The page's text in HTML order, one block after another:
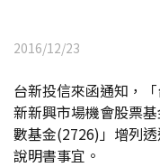
2016/12/23
台新投信來函通知，
新新興市場機會股票
數基金(2726)」增列
說明書事宜。